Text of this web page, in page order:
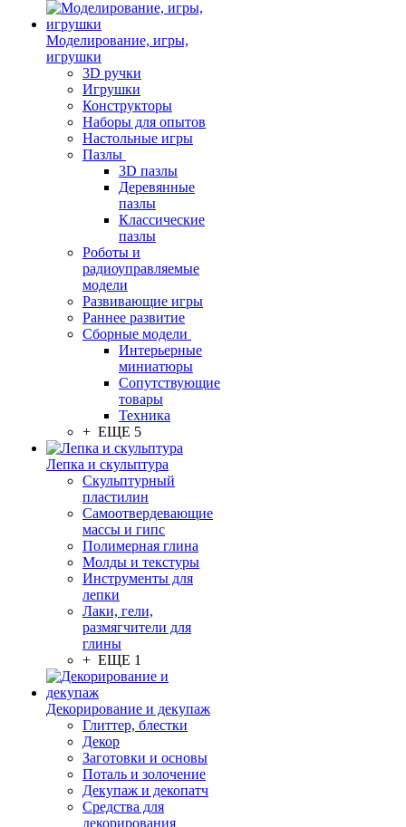
Моделирование, игры,
игрушки
3D ручки
Игрушки
Конструкторы
Наборы для опытов
Настольные игры
Пазлы
3D пазлы
Деревянные
пазлы
Классические
пазлы
Роботы и
радиоуправляемые
модели
Развивающие игры
Раннее развитие
Сборные модели
Интерьерные
миниатюры
Сопутствующие
товары
Техника
+ ЕЩЕ 5
Лепка и скульптура
Скульптурный
пластилин
Самоотвердевающие
массы и гипс
Полимерная глина
Молды и текстуры
Инструменты для
лепки
Лаки, гели,
размягчители для
глины
+ ЕЩЕ 1
Декорирование и декупаж
Глиттер, блестки
Декор
Заготовки и основы
Поталь и золочение
Декупаж и декопатч
Средства для
декорирования